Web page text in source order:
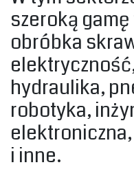
szeroką
obróbka
hydraulika,
robotyka,
i inne. ‎